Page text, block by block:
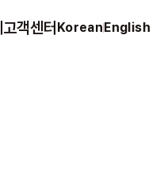
고객센터 KoreanEnglish